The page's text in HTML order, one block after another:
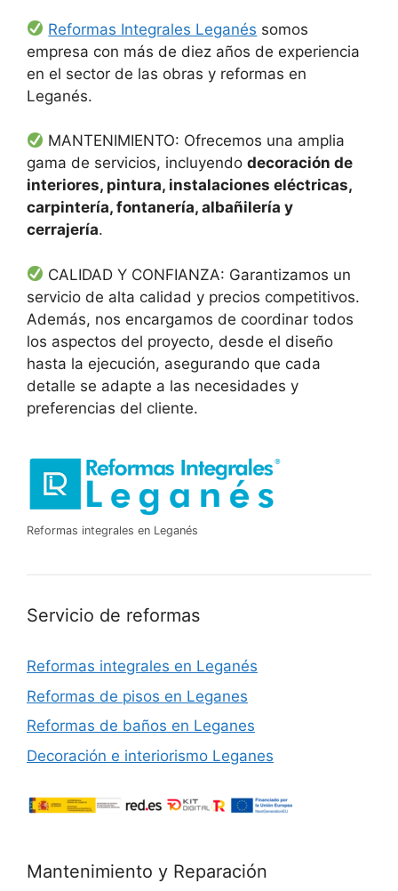
Reformas Integrales Leganés somos
empresa con más de diez años de experiencia
en el sector de las obras y reformas en
Leganés.
MANTENIMIENTO: Ofrecemos una amplia
gama de servicios, incluyendo decoración de
interiores, pintura, instalaciones eléctricas,
carpintería, fontanería, albañilería y
cerrajería.
CALIDAD Y CONFIANZA: Garantizamos un
servicio de alta calidad y precios competitivos.
Además, nos encargamos de coordinar todos
los aspectos del proyecto, desde el diseño
hasta la ejecución, asegurando que cada
detalle se adapte a las necesidades y
preferencias del cliente.
Reformas integrales en Leganés
Servicio de reformas
Reformas integrales en Leganés
Reformas de pisos en Leganes
Reformas de baños en Leganes
Decoración e interiorismo Leganes
Mantenimiento y Reparación